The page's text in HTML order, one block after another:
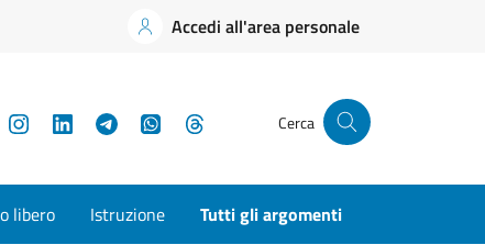
Accedi all'area personale
YouTubeInstagramLinkedInTelegramWhatsApp Cerca
libero Istruzione Tutti gli argomenti